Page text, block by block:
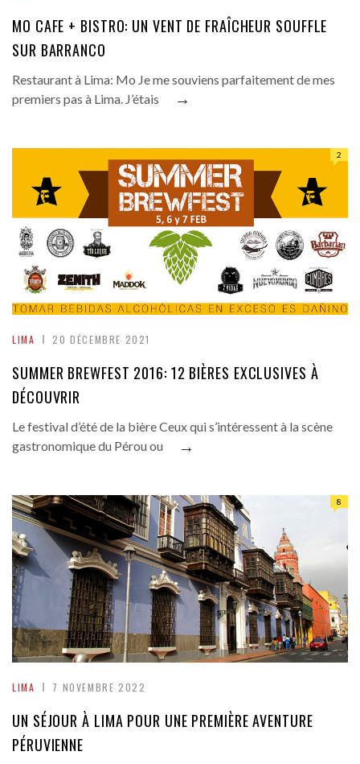
MO CAFE + BISTRO: UN VENT DE FRAÎCHEUR SOUFFLE
SUR BARRANCO
Restaurant à Lima: Mo Je me souviens parfaitement de mes
premiers pas à Lima. J’étais
→
LIMA 20 DÉCEMBRE 2021
2
SUMMER BREWFEST 2016: 12 BIÈRES EXCLUSIVES À
DÉCOUVRIR
Le festival d’été de la bière Ceux qui s’intéressent à la scène
gastronomique du Pérou ou
→
LIMA 7 NOVEMBRE 2022
8
UN SÉJOUR À LIMA POUR UNE PREMIÈRE AVENTURE
PÉRUVIENNE